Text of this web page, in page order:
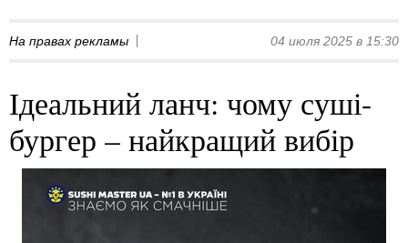
На правах рекламы 04 июля 2025 в 15:30
Ідеальний ланч: чому суші-
бургер – найкращий вибір